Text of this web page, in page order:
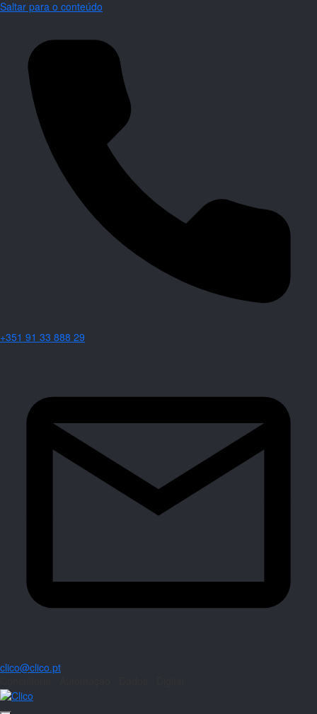
Saltar para o conteúdo
+351 91 33 888 29
clico@clico.pt